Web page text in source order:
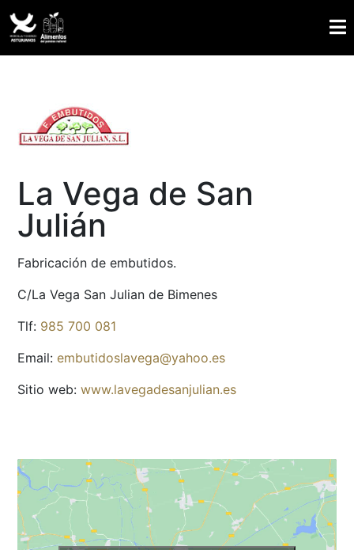
La Vega de San
Julián
Fabricación de embutidos.
C/La Vega San Julian de Bimenes
Tlf: 985 700 081
Email:embutidoslavega@yahoo.es
Sitio web:www.lavegadesanjulian.es